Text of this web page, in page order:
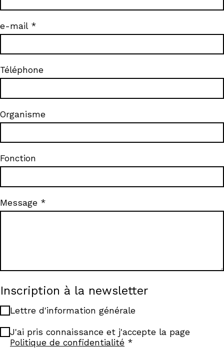
e-mail
Téléphone
Organisme
Fonction
Message
Inscription à la newsletter
Lettre d'information générale
J'ai pris connaissance et j'accepte la page
Politique de confidentialité
N
Les dernières nouvelles du Val de Loire
dans votre boîte mail.